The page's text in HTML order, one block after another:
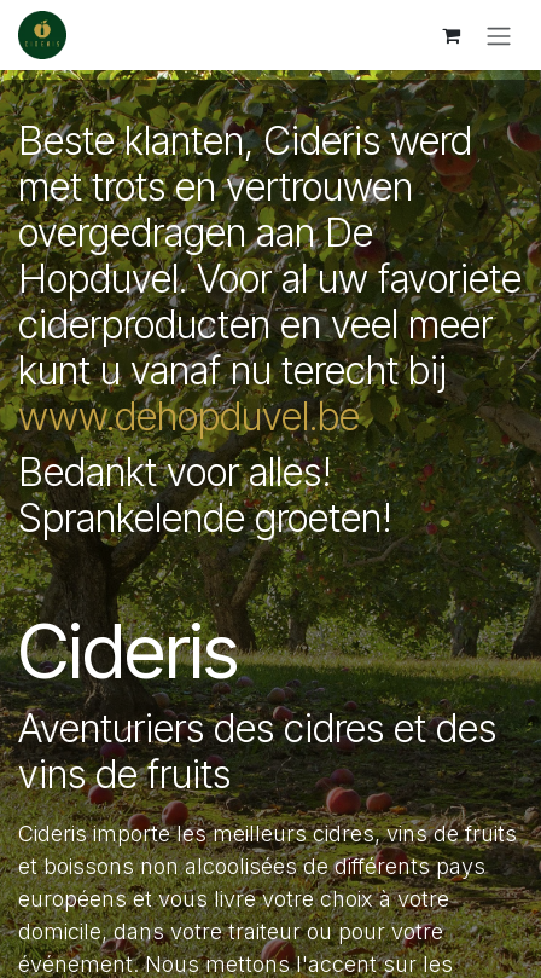
Se rendre au contenu
Beste klanten, Cideris werd
met trots en vertrouwen
overgedragen aan De
Hopduvel. Voor al uw favoriete
ciderproducten en veel meer
kunt u vanaf nu terecht bij
www.dehopduvel.be
Bedankt voor alles!
Sprankelende groeten!
Cideris
Aventuriers des cidres et des
vins de fruits
Cideris importe les meilleurs cidres, vins de fruits
et boissons non alcoolisées de différents pays
européens et vous livre votre choix à votre
domicile, dans votre traiteur ou pour votre
événement. Nous mettons l'accent sur les